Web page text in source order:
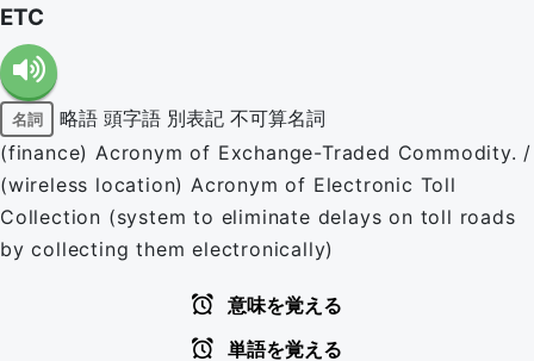
ETC
名詞 略語 頭字語 別表記 不可算名詞
(finance) Acronym of Exchange-Traded Commodity. /
(wireless location) Acronym of Electronic Toll
Collection (system to eliminate delays on toll roads
by collecting them electronically)
意味を覚える
単語を覚える